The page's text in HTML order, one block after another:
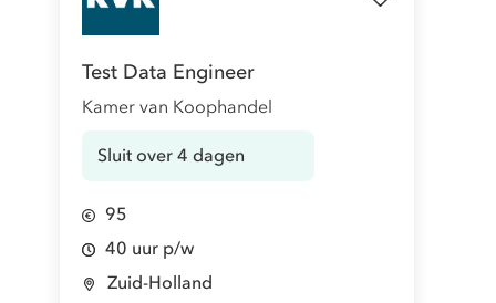
Test Data Engineer
Kamer van Koophandel
Sluit over 4 dagen
95
40 uur p/w
Zuid-Holland